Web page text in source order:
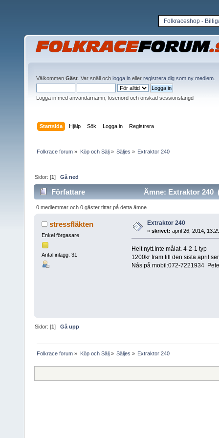
Folkraceshop -
Välkommen Gäst . Var snäll och logga in eller registrera dig som ny medlem
Logga in med användarnamn, lösenord och önskad sessionslängd
Startsida Hjälp Sök Logga in Registrera
Folkrace forum » Köp och Sälj» Säljes » Extraktor 240
Sidor: [1]Gå ned
Författare Ämne: Extraktor 240
0 medlemmar och 0 gäster tittar på detta ämne.
stressfläkten
Enkel förgasare
Antal inlägg: 31
Extraktor 240
« skrivet: april 26, 2014,
Helt nytt.Inte målat. 4-2-1 typ
1200kr fram till den sista april
Nås på mobil:072-7221934
Sidor: [1]Gå upp
Folkrace forum » Köp och Sälj» Säljes » Extraktor 240